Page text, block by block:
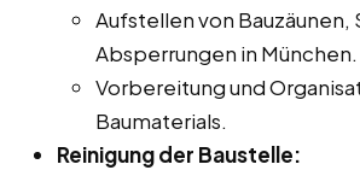
Aufstellen von Bauzäunen,
Absperrungen in München.
Vorbereitung und
Baumaterials.
Reinigung der Baustelle: